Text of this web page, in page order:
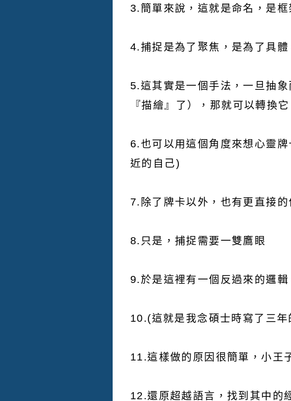
3.簡單來說，這就是命名，是
4.捕捉是為了聚焦，是為了具
5.這其實是一個手法，一旦抽
『描繪』了），那就可以轉換它
6.也可以用這個角度來想心靈
近的自己)
7.除了牌卡以外，也有更直接
8.只是，捕捉需要一雙鷹眼
9.於是這裡有一個反過來的邏
10.(這就是我念碩士時寫了三
11.這樣做的原因很簡單，小王
12.還原超越語言，找到其中的